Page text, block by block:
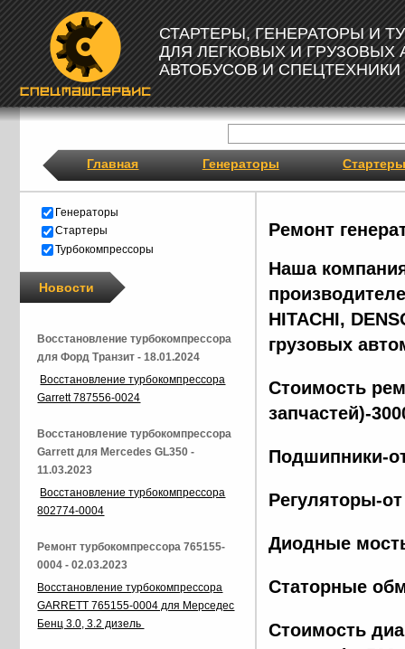
СТАРТЕРЫ, ГЕНЕРАТОРЫ И
ДЛЯ ЛЕГКОВЫХ И ГРУЗОВЫХ
АВТОБУСОВ И СПЕЦТЕХНИКИ
Главная Генераторы Стартеры
Ремонт
Наша
HITACHI,
грузовых
Стоимость
запчастей)-
Подшипники-
Регуляторы-
Диодные
Статорные
Стоимость
Генераторы
Стартеры
Турбокомпрессоры
Новости
Восстановление турбокомпрессора
для Форд Транзит - 18.01.2024
Восстановление турбокомпрессора
Garrett 787556-0024
Восстановление турбокомпрессора
Garrett для Mercedes GL350 -
11.03.2023
Восстановление турбокомпрессора
802774-0004
Ремонт турбокомпрессора 765155-
0004 - 02.03.2023
Восстановление турбокомпрессора
GARRETT 765155-0004 для Мерседес
Бенц 3.0, 3.2 дизель